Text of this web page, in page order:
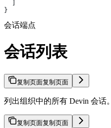
}
会话端点
会话列表
复制页面复制页面
列出组织中的所有 Devin 会话。
复制页面复制页面